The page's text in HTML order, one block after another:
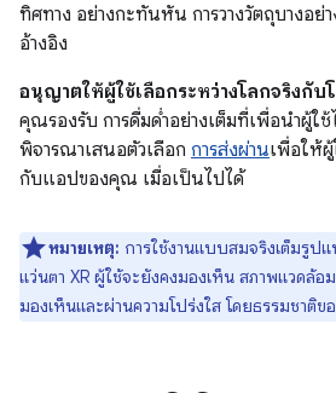
ทิศทาง อย่างกะทันหัน การวางวัตถุบางอย่
อ้างอิง
อนุญาตให้ผู้ใช้เลือกระหว่างโลกจริงกับ
คุณรองรับ การดื่มด่ำอย่างเต็มที่เพื่อนำผู้
พิจารณาเสนอตัวเลือก การส่งผ่านเพื่อให้
กับแอปของคุณ เมื่อเป็นไปได้
หมายเหตุ: การใช้งานแบบสมจริงเต็มรูป
แว่นตา XR ผู้ใช้จะยังคงมองเห็น สภาพแวดล้อ
มองเห็นและผ่านความโปร่งใส โดยธรรมชาติข